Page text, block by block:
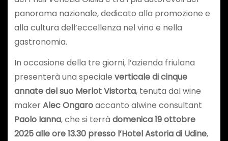
panorama nazionale, dedicato alla promozione e
alla cultura dell’eccellenza nel vino e nella
gastronomia.
In occasione della tre giorni, l’azienda friulana
presenterà una speciale verticale di cinque
annate del suo Merlot Vistorta, tenuta dal wine
makerAlec Ongaroaccanto alwine consultant
Paolo Ianna, che si terrà domenica 19 ottobre
2025alle ore 13.30 presso l’Hotel Astoria di Udine,